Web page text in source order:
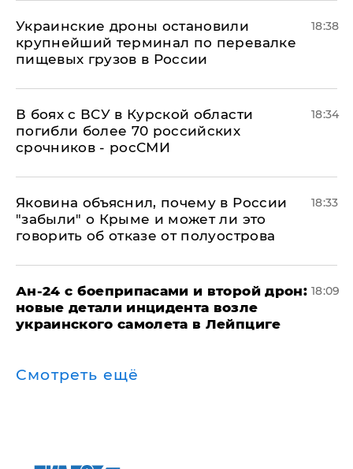
Украинские дроны остановили
крупнейший терминал по перевалке
пищевых грузов в России
18:38
В боях с ВСУ в Курской области
погибли более 70 российских
срочников - росСМИ
18:34
Яковина объяснил, почему в России
"забыли" о Крыме и может ли это
говорить об отказе от полуострова
18:33
Ан-24 с боеприпасами и второй дрон:
новые детали инцидента возле
украинского самолета в Лейпциге
18:09
Смотреть ещё